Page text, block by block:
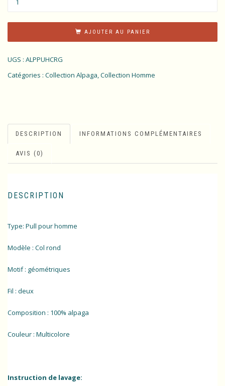
AJOUTER AU PANIER
UGS : ALPPUHCRG
Catégories : Collection Alpaga,Collection Homme
DESCRIPTION INFORMATIONS COMPLÉMENTAIRES
AVIS (0)
DESCRIPTION
Type: Pull pour homme
Modèle : Col rond
Motif : géométriques
Fil : deux
Composition : 100% alpaga
Couleur : Multicolore
Instruction de lavage: